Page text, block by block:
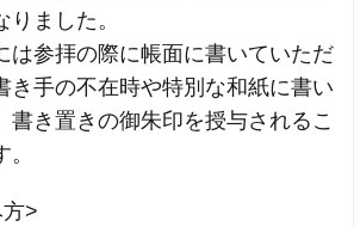
ました。
は参拝の際に帳面に書いていただ
き手の不在時や特別な和紙に書い
書き置きの御朱印を授与されるこ
>